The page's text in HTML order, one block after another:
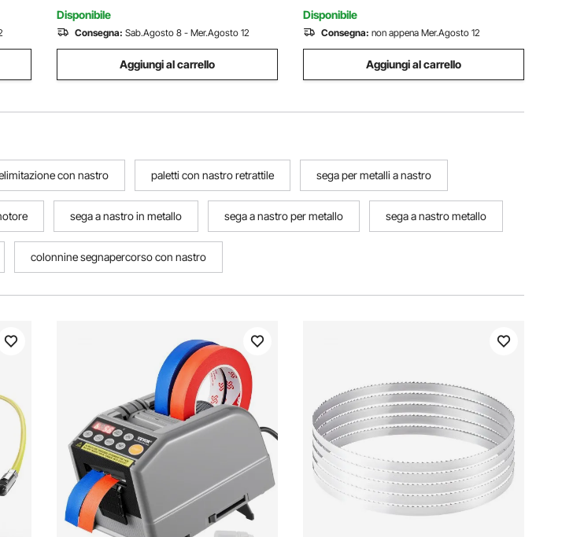
Disponibile
Consegna: Sab.Agosto 8 - Mer.Agosto 12
Aggiungi al carrello
Disponibile
Consegna: non appena Mer.Agosto 12
Aggiungi al carrello
con nastro paletti con nastro retrattile sega per metalli a nastro
sega a nastro in metallo sega a nastro per metallo sega a nastro metallo
colonnine segnapercorso con nastro